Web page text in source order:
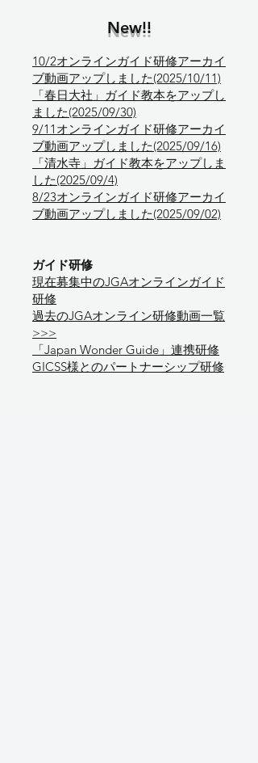
New!!
10/2オンラインガイド研修アーカイ
ブ動画アップしました(2025/10/11)
「春日大社」ガイド教本をアップし
ました(2025/09/30)
9/11オンラインガイド研修アーカイ
ブ動画アップしました(2025/09/16)
「清水寺」ガイド教本をアップしま
した(2025/09/4)
8/23オンラインガイド研修アーカイ
ブ動画アップしました(2025/09/02)
ガイド研修
​現在募集中のJGAオンラインガイド
研修
過去のJGAオンライン研修動画一覧
>>>
「Japan Wonder Guide」連携研修
GICSS様とのパートナーシップ研修